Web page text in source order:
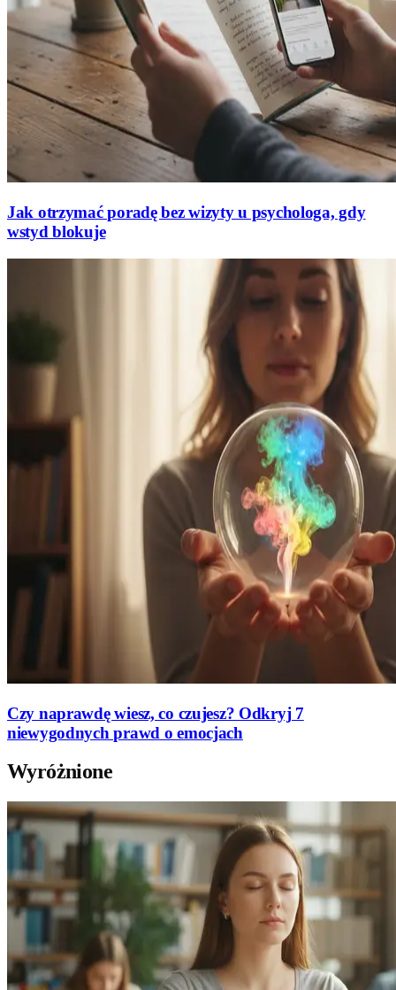
Jak otrzymać poradę bez wizyty u psychologa, gdy
wstyd blokuje
Czy naprawdę wiesz, co czujesz? Odkryj 7
niewygodnych prawd o emocjach
Wyróżnione